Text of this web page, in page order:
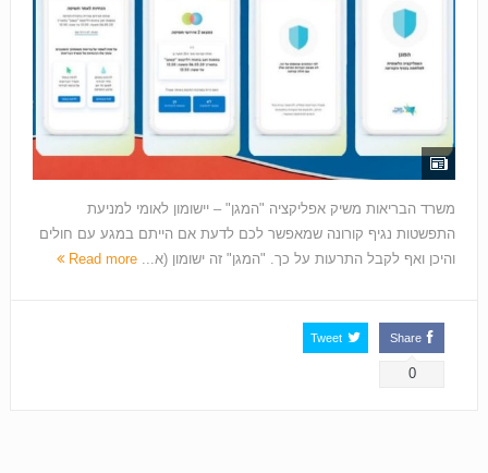
משרד הבריאות משיק אפליקציה "המגן" – יישומון לאומי למניעת
התפשטות נגיף קורונה שמאפשר לכם לדעת אם הייתם במגע עם חולים
והיכן ואף לקבל התרעות על כך. "המגן" זה ישומון (א... Read more
Share
0
Tweet